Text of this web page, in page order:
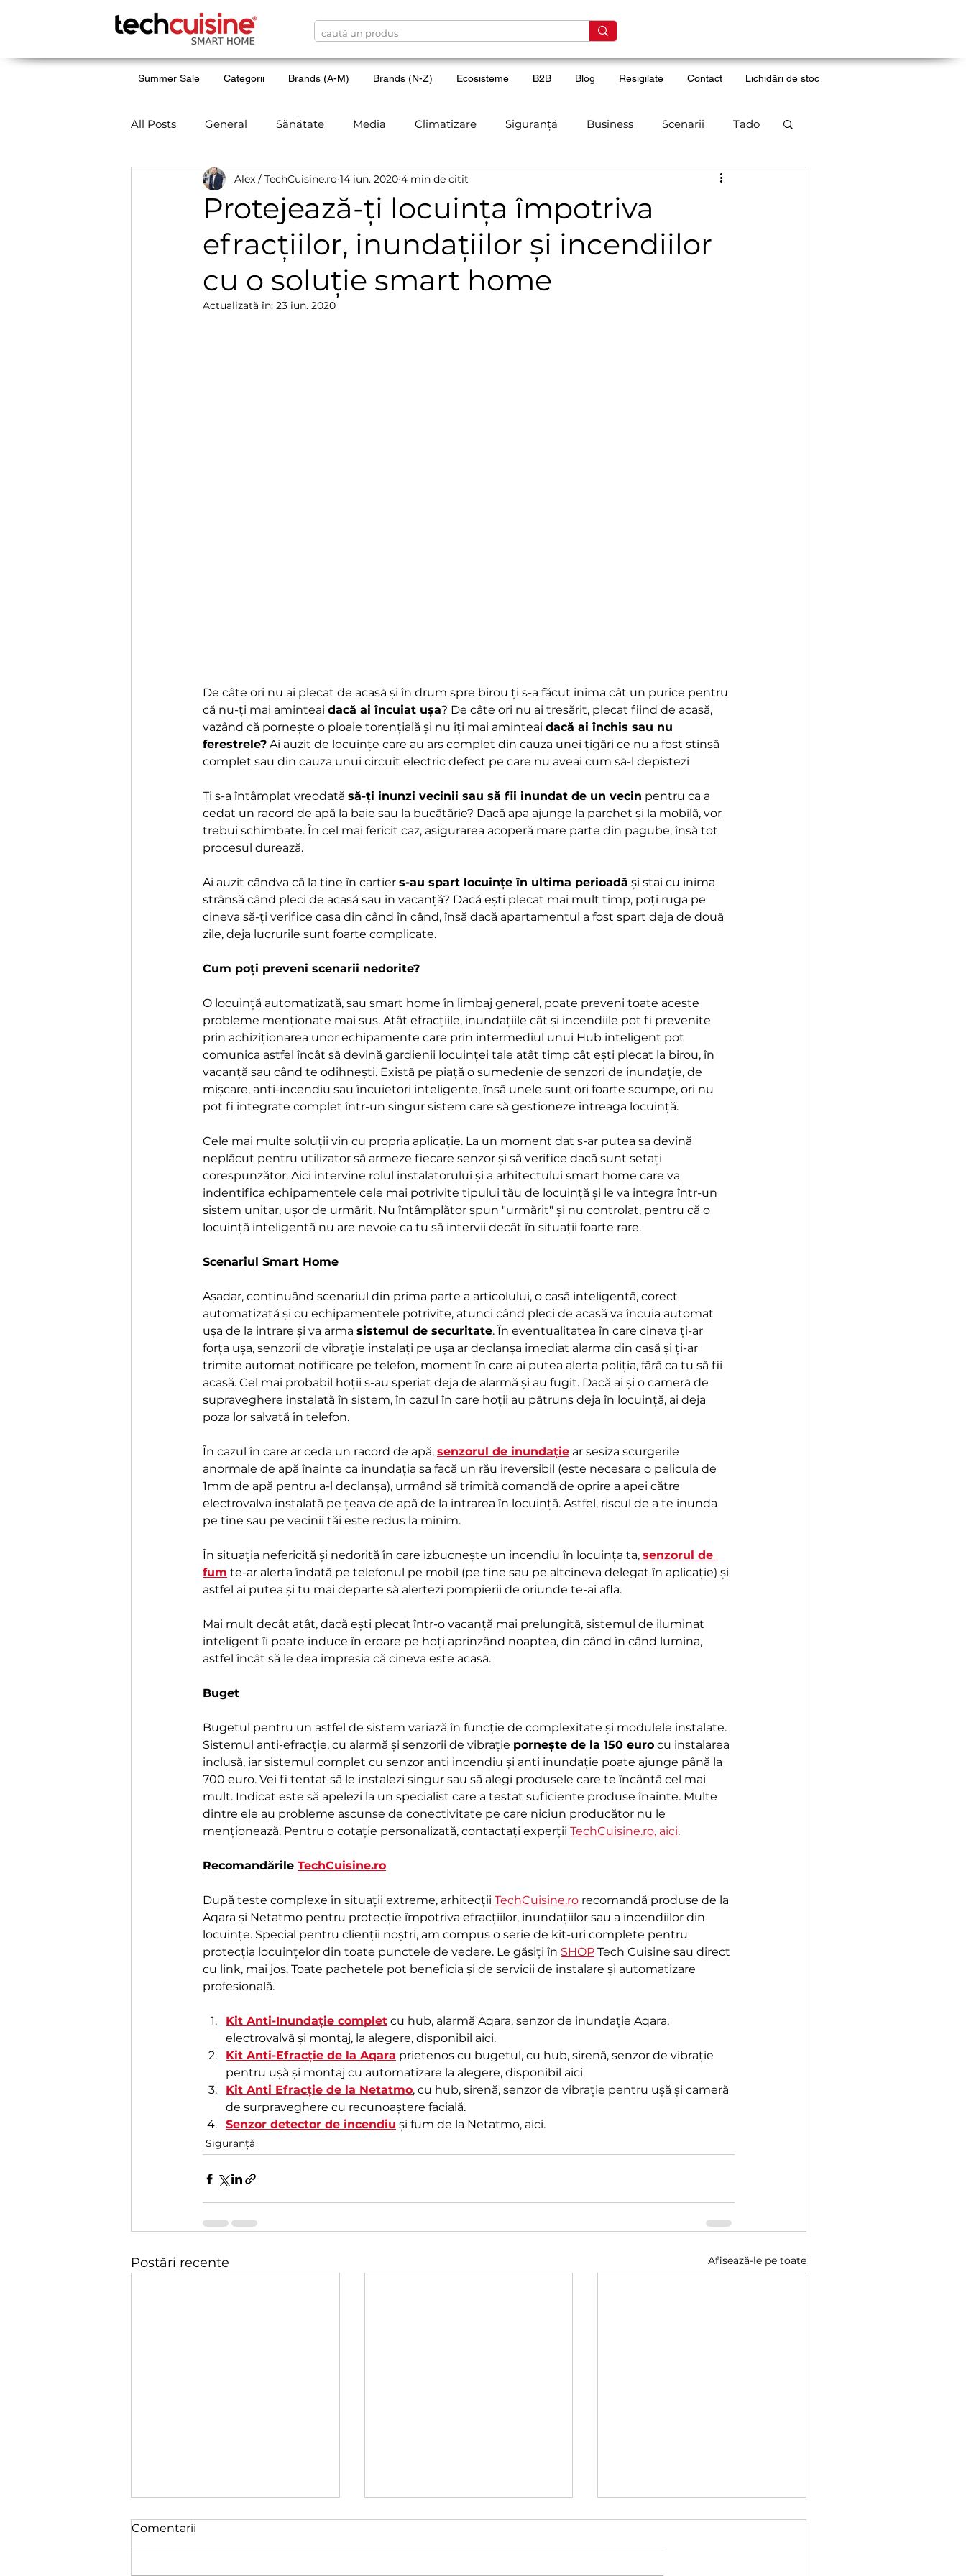
Summer Sale Categorii Brands (A-M) Brands (N-Z) Ecosisteme B2B Blog Resigilate Contact Lichidări de stoc
All Posts General Sănătate Media Climatizare Siguranță Business Scenarii Tado
Netatmo Iluminat Livolo Aqara Eve Comunicate de presa
Withings Unboxing Yale Acces smart Reviews Evenimente Energie
Protejează-ți locuința împotriva
efracțiilor, inundațiilor și incendiilor
cu o soluție smart home
Alex / TechCuisine.ro 14 iun. 2020 4 min de citit
Actualizată în: 23 iun. 2020
De câte ori nu ai plecat de acasă și în drum spre birou ți s-a făcut inima cât un purice pentru
că nu-ți mai aminteai dacă ai încuiat ușa? De câte ori nu ai tresărit, plecat fiind de acasă,
vazând că pornește o ploaie torențială și nu îți mai aminteai dacă ai închis sau nu
ferestrele? Ai auzit de locuințe care au ars complet din cauza unei țigări ce nu a fost stinsă
complet sau din cauza unui circuit electric defect pe care nu aveai cum să-l depistezi
Ți s-a întâmplat vreodată să-ți inunzi vecinii sau să fii inundat de un vecin pentru ca a
cedat un racord de apă la baie sau la bucătărie? Dacă apa ajunge la parchet și la mobilă, vor
trebui schimbate. În cel mai fericit caz, asigurarea acoperă mare parte din pagube, însă tot
procesul durează.
Ai auzit cândva că la tine în cartier s-au spart locuințe în ultima perioadă și stai cu inima
strânsă când pleci de acasă sau în vacanță? Dacă ești plecat mai mult timp, poți ruga pe
cineva să-ți verifice casa din când în când, însă dacă apartamentul a fost spart deja de două
zile, deja lucrurile sunt foarte complicate.
Cum poți preveni scenarii nedorite?
O locuință automatizată, sau smart home în limbaj general, poate preveni toate aceste
probleme menționate mai sus. Atât efracțiile, inundațiile cât și incendiile pot fi prevenite
prin achiziționarea unor echipamente care prin intermediul unui Hub inteligent pot
comunica astfel încât să devină gardienii locuinței tale atât timp cât ești plecat la birou, în
vacanță sau când te odihnești. Există pe piață o sumedenie de senzori de inundație, de
mișcare, anti-incendiu sau încuietori inteligente, însă unele sunt ori foarte scumpe, ori nu
pot fi integrate complet într-un singur sistem care să gestioneze întreaga locuință.
Cele mai multe soluții vin cu propria aplicație. La un moment dat s-ar putea sa devină
neplăcut pentru utilizator să armeze fiecare senzor și să verifice dacă sunt setați
corespunzător. Aici intervine rolul instalatorului și a arhitectului smart home care va
indentifica echipamentele cele mai potrivite tipului tău de locuință și le va integra într-un
sistem unitar, ușor de urmărit. Nu întâmplător spun "urmărit" și nu controlat, pentru că o
locuință inteligentă nu are nevoie ca tu să intervii decât în situații foarte rare.
Scenariul Smart Home
Așadar, continuând scenariul din prima parte a articolului, o casă inteligentă, corect
automatizată și cu echipamentele potrivite, atunci când pleci de acasă va încuia automat
ușa de la intrare și va arma sistemul de securitate. În eventualitatea în care cineva ți-ar
forța ușa, senzorii de vibrație instalați pe ușa ar declanșa imediat alarma din casă și ți-ar
trimite automat notificare pe telefon, moment în care ai putea alerta poliția, fără ca tu să fii
acasă. Cel mai probabil hoții s-au speriat deja de alarmă și au fugit. Dacă ai și o cameră de
supraveghere instalată în sistem, în cazul în care hoții au pătruns deja în locuință, ai deja
poza lor salvată în telefon.
În cazul în care ar ceda un racord de apă, senzorul de inundație ar sesiza scurgerile
anormale de apă înainte ca inundația sa facă un rău ireversibil (este necesara o pelicula de
1mm de apă pentru a-l declanșa), urmând să trimită comandă de oprire a apei către
electrovalva instalată pe țeava de apă de la intrarea în locuință. Astfel, riscul de a te inunda
pe tine sau pe vecinii tăi este redus la minim.
În situația nefericită și nedorită în care izbucnește un incendiu în locuința ta, senzorul de
fum te-ar alerta îndată pe telefonul pe mobil (pe tine sau pe altcineva delegat în aplicație) și
astfel ai putea și tu mai departe să alertezi pompierii de oriunde te-ai afla.
Mai mult decât atât, dacă ești plecat într-o vacanță mai prelungită, sistemul de iluminat
inteligent îi poate induce în eroare pe hoți aprinzând noaptea, din când în când lumina,
astfel încât să le dea impresia că cineva este acasă.
Buget
Bugetul pentru un astfel de sistem variază în funcție de complexitate și modulele instalate.
Sistemul anti-efracție, cu alarmă și senzorii de vibrație pornește de la 150 euro cu instalarea
inclusă, iar sistemul complet cu senzor anti incendiu și anti inundație poate ajunge până la
700 euro. Vei fi tentat să le instalezi singur sau să alegi produsele care te încântă cel mai
mult. Indicat este să apelezi la un specialist care a testat suficiente produse înainte. Multe
dintre ele au probleme ascunse de conectivitate pe care niciun producător nu le
menționează. Pentru o cotație personalizată, contactați experții TechCuisine.ro, aici.
Recomandările TechCuisine.ro
După teste complexe în situații extreme, arhitecții TechCuisine.ro recomandă produse de la
Aqara și Netatmo pentru protecție împotriva efracțiilor, inundațiilor sau a incendiilor din
locuințe. Special pentru clienții noștri, am compus o serie de kit-uri complete pentru
protecția locuințelor din toate punctele de vedere. Le găsiți în SHOP Tech Cuisine sau direct
cu link, mai jos. Toate pachetele pot beneficia și de servicii de instalare și automatizare
profesională.
Kit Anti-Inundație complet cu hub, alarmă Aqara, senzor de inundație Aqara,
electrovalvă și montaj, la alegere, disponibil aici.
Kit Anti-Efracție de la Aqara prietenos cu bugetul, cu hub, sirenă, senzor de vibrație
pentru ușă și montaj cu automatizare la alegere, disponibil aici
Kit Anti Efracție de la Netatmo, cu hub, sirenă, senzor de vibrație pentru ușă și cameră
de surpraveghere cu recunoaștere facială.
Senzor detector de incendiu și fum de la Netatmo, aici.
Siguranță
Postări recente Afișează-le pe toate
Comentarii